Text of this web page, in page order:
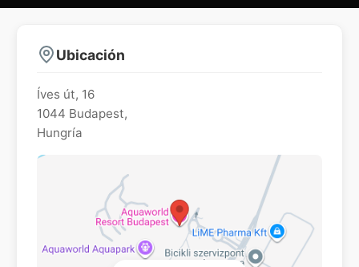
Ubicación
Íves út, 16
1044 Budapest,
Hungría